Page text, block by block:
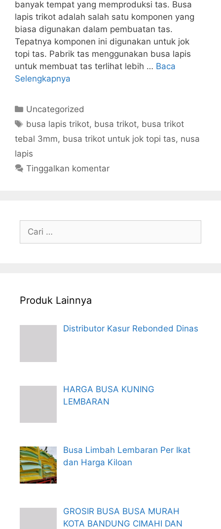
banyak tempat yang memproduksi tas. Busa
lapis trikot adalah salah satu komponen yang
biasa digunakan dalam pembuatan tas.
Tepatnya komponen ini digunakan untuk jok
topi tas. Pabrik tas menggunakan busa lapis
untuk membuat tas terlihat lebih … Baca
Selengkapnya
Kategori
Uncategorized
Tag
busa lapis trikot, busa trikot, busa trikot
tebal 3mm, busa trikot untuk jok topi tas, nusa
lapis
Tinggalkan komentar
untuk:
Produk Lainnya
Distributor Kasur Rebonded Dinas
HARGA BUSA KUNING
LEMBARAN
Busa Limbah Lembaran Per Ikat
dan Harga Kiloan
GROSIR BUSA BUSA MURAH
KOTA BANDUNG CIMAHI DAN